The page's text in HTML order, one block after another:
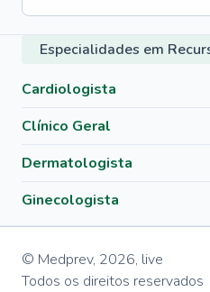
Especialidades em
Cardiologista
Clínico Geral
Dermatologista
Ginecologista
© Medprev, 2026, live
Todos os direitos reservados